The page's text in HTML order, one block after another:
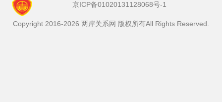
京ICP备01020131128068号-1
Copyright 2016-2026 两岸关系网 版权所有All Rights Reserved.